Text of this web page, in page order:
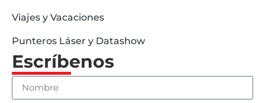
Viajes y Vacaciones
Punteros Láser y Datashow
Escríbenos